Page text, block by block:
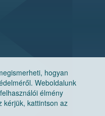
hogyan
Weboldalunk
élmény
kérjük, kattintson az